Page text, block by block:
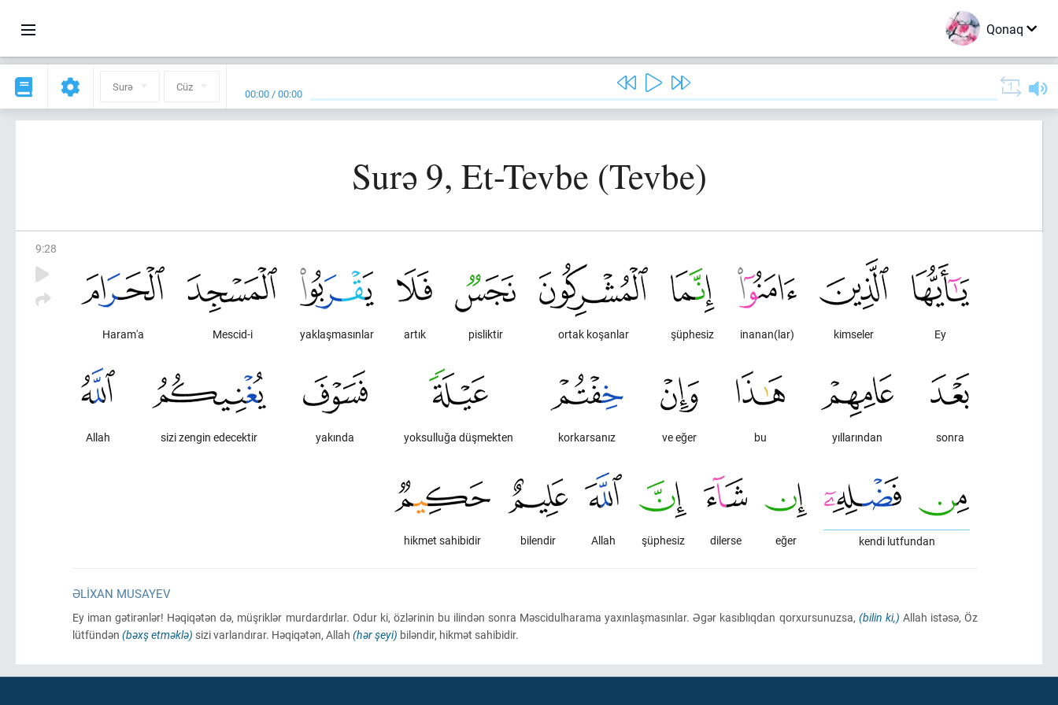
Qonaq
Surə Cüz 00:00 /00:00
Surə 9, Et-Tevbe (Tevbe)
9:28
Ey
kimseler
inanan(lar)
şüphesiz
ortak koşanlar
pisliktir
artık
yaklaşmasınlar
Mescid-i
Haram'a
sonra
yıllarından
bu
ve eğer
korkarsanız
yoksulluğa düşmekten
yakında
sizi zengin edecektir
Allah
kendi lutfundan
eğer
dilerse
şüphesiz
Allah
bilendir
hikmet sahibidir
ƏLIXAN MUSAYEV
Ey iman gətirənlər! Həqiqətən də, müşriklər murdardırlar. Odur ki, özlərinin bu ilindən sonra Məscidulharama yaxınlaşmasınlar. Əgər kasıblıqdan qorxursunuzsa, (bilin ki,) Allah istəsə, Öz
lütfündən (bəxş etməklə) sizi varlandırar. Həqiqətən, Allah (hər şeyi) biləndir, hikmət sahibidir.